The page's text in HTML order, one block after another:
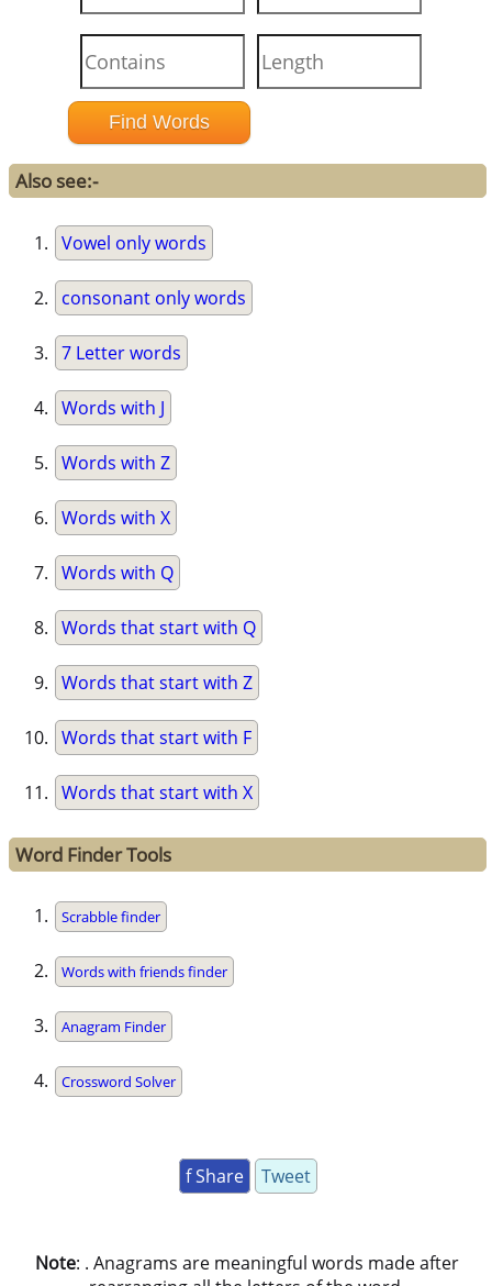
Also see:-
Vowel only words
consonant only words
7 Letter words
Words with J
Words with Z
Words with X
Words with Q
Words that start with Q
Words that start with Z
Words that start with F
Words that start with X
Word Finder Tools
Scrabble finder
Words with friends finder
Anagram Finder
Crossword Solver
f Share Tweet
Note: . Anagrams are meaningful words made after